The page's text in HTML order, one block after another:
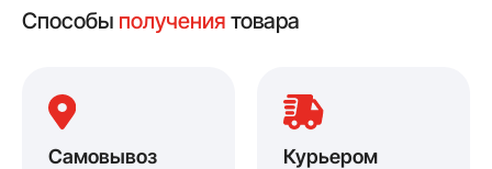
Способы получения товара
Самовывоз Курьером